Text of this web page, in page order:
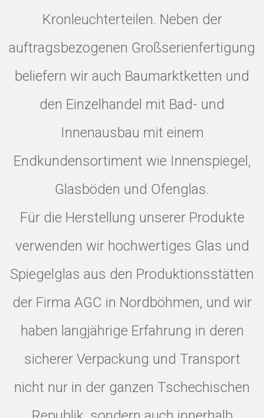
Kronleuchterteilen. Neben der
auftragsbezogenen Großserienfertigung
beliefern wir auch Baumarktketten und
den Einzelhandel mit Bad- und
Innenausbau mit einem
Endkundensortiment wie Innenspiegel,
Glasböden und Ofenglas.
Für die Herstellung unserer Produkte
verwenden wir hochwertiges Glas und
Spiegelglas aus den Produktionsstätten
der Firma AGC in Nordböhmen, und wir
haben langjährige Erfahrung in deren
sicherer Verpackung und Transport
nicht nur in der ganzen Tschechischen